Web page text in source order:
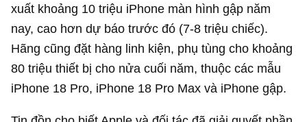
xuất khoảng 10 triệu iPhone màn hình gập năm
nay, cao hơn dự báo trước đó (7-8 triệu chiếc).
Hãng cũng đặt hàng linh kiện, phụ tùng cho khoảng
80 triệu thiết bị cho nửa cuối năm, thuộc các mẫu
iPhone 18 Pro, iPhone 18 Pro Max và iPhone gập.